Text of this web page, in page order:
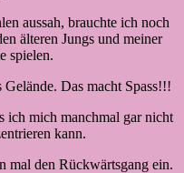
aussah, brauchte ich noch
älteren Jungs und meiner
spielen.
Das macht Spass!!!
ich mich manchmal gar nicht
kann.
mal den Rückwärtsgang ein.